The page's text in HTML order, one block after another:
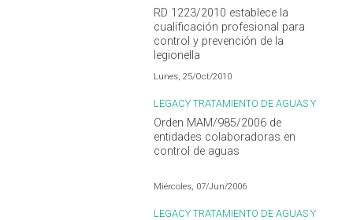
LEGIONELLA
RD 1223/2010 establece la
cualificación profesional para
control y prevención de la
legionella
Lunes, 25/Oct/2010
LEGACY TRATAMIENTO DE AGUAS Y
LEGIONELLA
Orden MAM/985/2006 de
entidades colaboradoras en
control de aguas
Miércoles, 07/Jun/2006
LEGACY TRATAMIENTO DE AGUAS Y